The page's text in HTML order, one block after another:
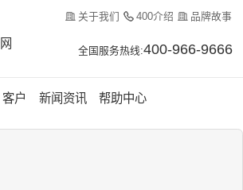
关于我们 400介绍 品牌故事
全国服务热线:400-966-9666
客户 新闻资讯 帮助中心